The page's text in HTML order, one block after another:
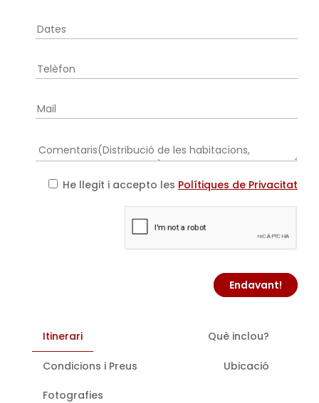
He llegit i accepto les Polítiques de Privacitat
Endavant!
Itinerari Què inclou?
Condicions i Preus Ubicació
Fotografies